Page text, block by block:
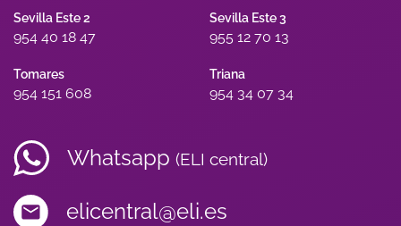
Sevilla Este 2
954 40 18 47
Sevilla Este 3
955 12 70 13
Tomares
954 151 608
Triana
954 34 07 34
Whatsapp (ELI central)
elicentral@eli.es